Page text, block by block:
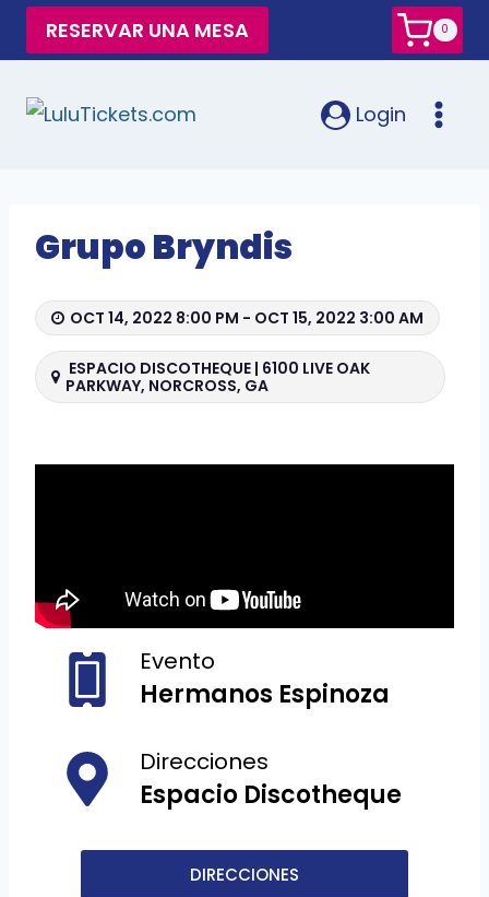
RESERVAR UNA MESA 0
Login
Grupo Bryndis
OCT 14, 2022 8:00 PM - OCT 15, 2022 3:00 AM
ESPACIO DISCOTHEQUE | 6100 LIVE OAK
PARKWAY, NORCROSS, GA
Evento
Hermanos Espinoza
Direcciones
Espacio Discotheque
DIRECCIONES